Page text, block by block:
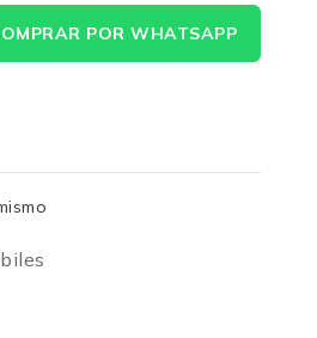
POR WHATSAPP